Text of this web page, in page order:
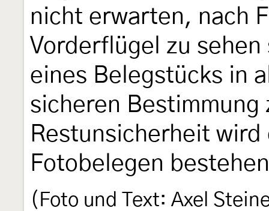
nicht erwarten, nach
Vorderflügel zu
eines Belegstücks in
sicheren Bestimmung
Restunsicherheit wird
Fotobelegen
(Foto und Text: Axel